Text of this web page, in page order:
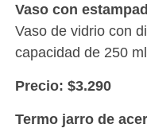
Vaso con
Vaso de vidrio con
capacidad de 250
Precio: $3.290
Termo jarro de